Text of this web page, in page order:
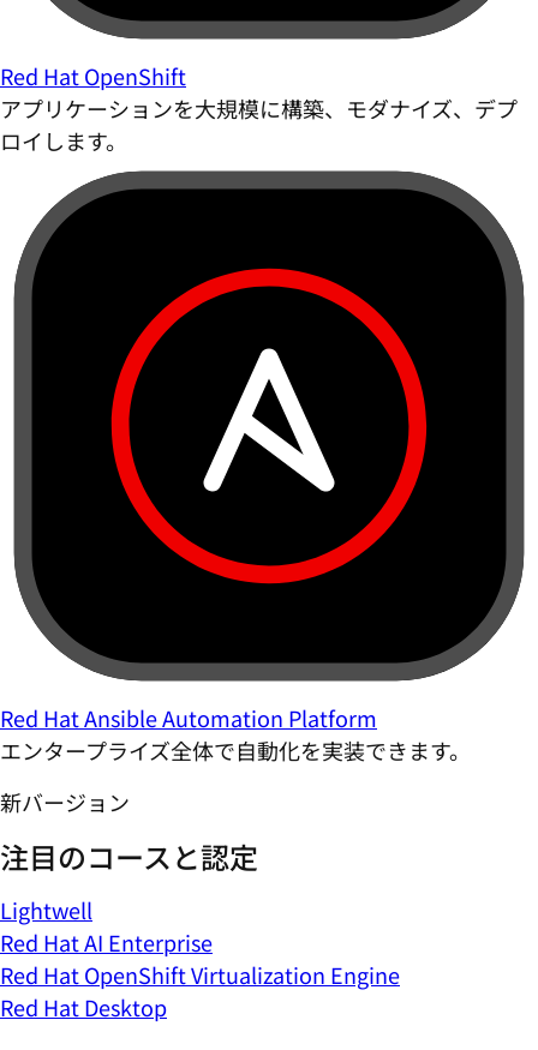
Red Hat OpenShift
アプリケーションを大規模に構築、モダナイズ、デプ
ロイします。
Red Hat Ansible Automation Platform
エンタープライズ全体で自動化を実装できます。
新バージョン
注目のコースと認定
Lightwell
Red Hat AI Enterprise
Red Hat OpenShift Virtualization Engine
Red Hat Desktop